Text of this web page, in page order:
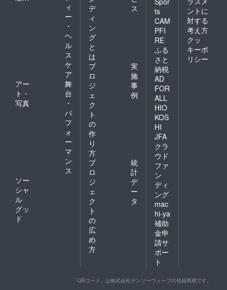
ィ
ー
・
ヘ
ル
ス
ケ
ア
アー
ト・
写真
舞
台
・
パ
フ
ォ
ー
マ
ン
ス
ソー
シャ
ル
グッ
ド
デ
ィ
ン
グ
と
は
ス
プ
ロ
ジ
ェ
ク
ト
の
作
り
方
実
施
事
例
プ
ロ
ジ
ェ
ク
ト
の
広
め
方
統
計
デ
ー
タ
ts
CAM
PFI
RE
ふる
さと
納税
AD
FOR
ALL
HIO
KOS
HI
JFA
クラ
ウド
ファ
ン
ディ
ング
mac
hi-ya
補助
金申
請サ
ポー
ト
ントに
対する
考え方
クッ
キーポ
リシー
「QRコード」は株式会社デンソーウェーブの登録商標です。